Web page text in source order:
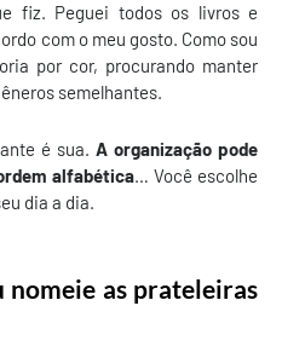
fiz. Peguei todos os livros e
com o meu gosto. Como sou
por cor, procurando manter
semelhantes.
é sua. A organização pode
alfabética… Você escolhe
dia a dia.
nomeie as prateleiras